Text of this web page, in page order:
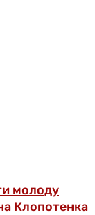
молоду
Клопотенка